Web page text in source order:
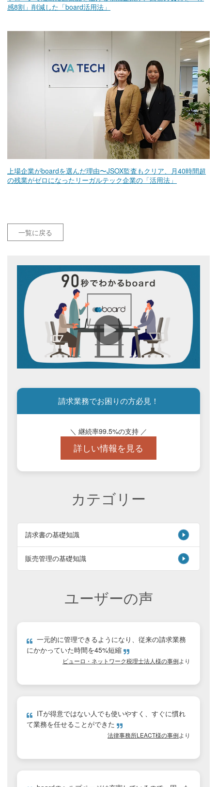
感8割」削減した「board活用法」
上場企業がboardを選んだ理由〜JSOX監査もクリア、月40時間超
の残業がゼロになったリーガルテック企業の「活用法」
一覧に戻る
請求業務でお困りの方必見！
＼ 継続率99.5%の支持 ／
詳しい情報を見る
カテゴリー
請求書の基礎知識
販売管理の基礎知識
ユーザーの声
一元的に管理できるようになり、従来の請求業務
にかかっていた時間を45%短縮
ビューロ・ネットワーク税理士法人様の事例より
ITが得意ではない人でも使いやすく、すぐに慣れ
て業務を任せることができた
法律事務所LEACT様の事例より